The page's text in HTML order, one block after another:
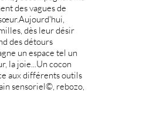
des vagues de
Aujourd'hui,
dès leur désir
des détours
un espace tel un
la joie... ​ Un cocon
aux différents outils
sensoriel©, rebozo,